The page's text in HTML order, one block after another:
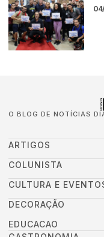
O BLOG DE NOTÍCIAS
ARTIGOS
COLUNISTA
CULTURA E
DECORAÇÃO
EDUCACAO